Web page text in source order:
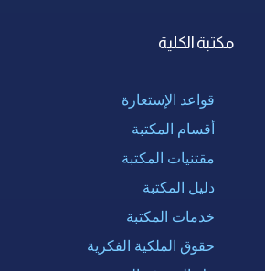
مكتبة الكلية
قواعد الإستعارة
أقسام المكتبة
مقتنيات المكتبة
دليل المكتبة
خدمات المكتبة
حقوق الملكية الفكرية